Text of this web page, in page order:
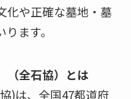
化や正確な墓地・墓
ます。
（全石協）とは
)は、全国47都道府